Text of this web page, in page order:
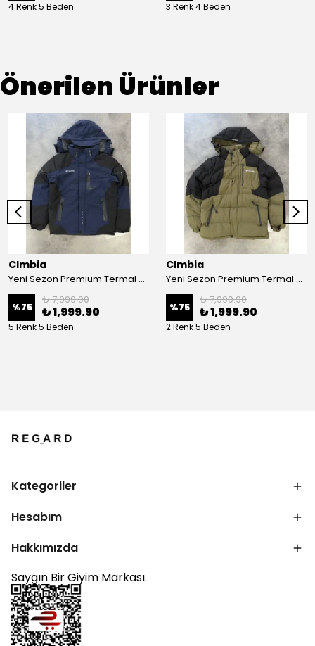
4 Renk 5 Beden 3 Renk 4 Beden
Önerilen Ürünler
Clmbia
Yeni Sezon Premium Termal Özel Termal Kar Montu
%75
₺ 7,999.90
₺ 1,999.90
5 Renk 5 Beden
Clmbia
Yeni Sezon Premium Termal Özel Termal Kar Montu
%75
₺ 7,999.90
₺ 1,999.90
2 Renk 5 Beden
Kategoriler
Hesabım
Hakkımızda
Saygın Bir Giyim Markası.